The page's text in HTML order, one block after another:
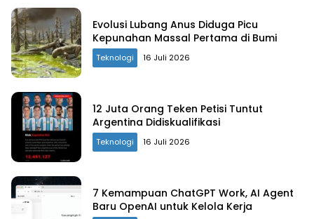
Evolusi Lubang Anus Diduga Picu
Kepunahan Massal Pertama di Bumi
Teknologi 16 Juli 2026
12 Juta Orang Teken Petisi Tuntut
Argentina Didiskualifikasi
Teknologi 16 Juli 2026
7 Kemampuan ChatGPT Work, AI Agent
Baru OpenAI untuk Kelola Kerja